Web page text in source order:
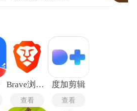
Brave浏览器
查看
度加剪辑
查看